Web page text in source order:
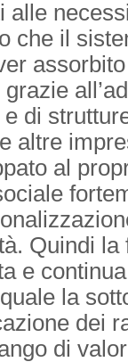
alle
che il
di
altre
al
Quindi
e
la
dei
di